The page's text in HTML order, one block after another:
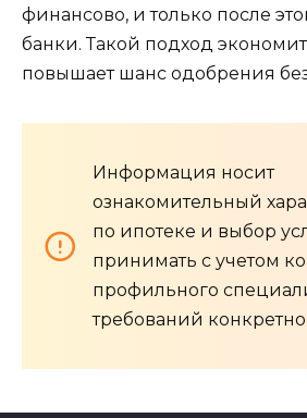
финансово, и только после
банки. Такой подход
повышает шанс одобрения
Информация носит
ознакомительный
по ипотеке и выбор
принимать с учетом
профильного
требований